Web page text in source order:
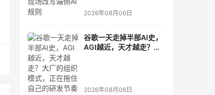
2026年08月06日
谷歌一天走掉半部AI史，
AGI越近，天才越走？大
2026年08月06日